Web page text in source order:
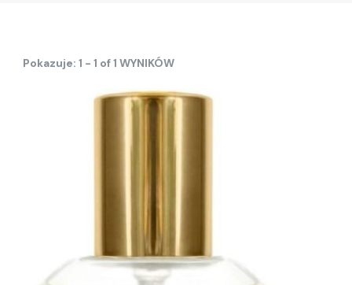
Pokazuje: 1 - 1 of 1 WYNIKÓW